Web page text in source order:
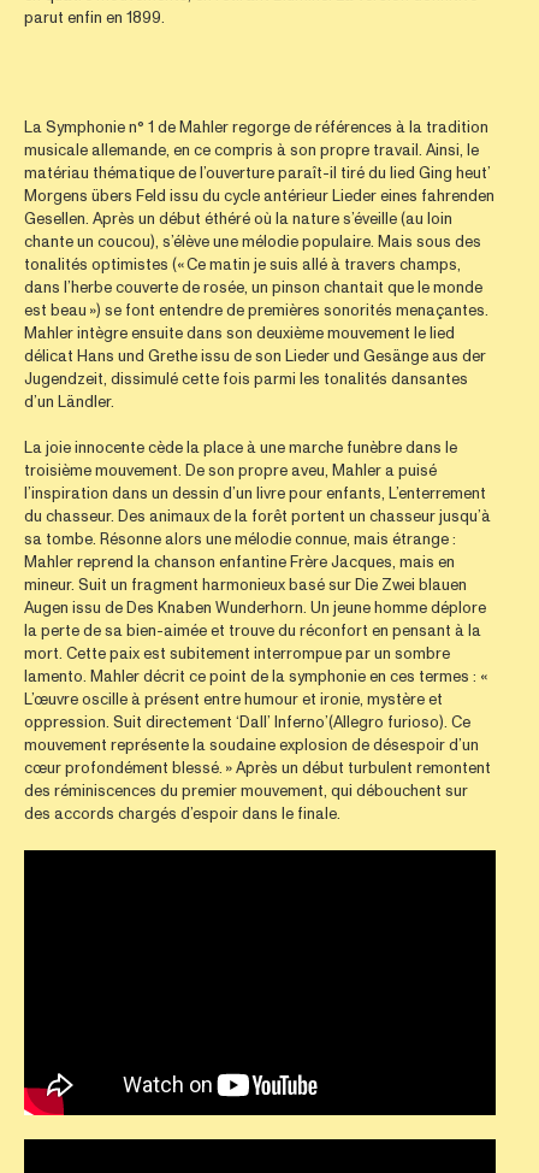
parut enfin en 1899.
La Symphonie n° 1 de Mahler regorge de références à la tradition
musicale allemande, en ce compris à son propre travail. Ainsi, le
matériau thématique de l’ouverture paraît-il tiré du lied Ging heut’
Morgens übers Feld issu du cycle antérieur Lieder eines fahrenden
Gesellen. Après un début éthéré où la nature s’éveille (au loin
chante un coucou), s’élève une mélodie populaire. Mais sous des
tonalités optimistes (« Ce matin je suis allé à travers champs,
dans l’herbe couverte de rosée, un pinson chantait que le monde
est beau ») se font entendre de premières sonorités menaçantes.
Mahler intègre ensuite dans son deuxième mouvement le lied
délicat Hans und Grethe issu de son Lieder und Gesänge aus der
Jugendzeit, dissimulé cette fois parmi les tonalités dansantes
d’un Ländler.
La joie innocente cède la place à une marche funèbre dans le
troisième mouvement. De son propre aveu, Mahler a puisé
l’inspiration dans un dessin d’un livre pour enfants, L’enterrement
du chasseur. Des animaux de la forêt portent un chasseur jusqu’à
sa tombe. Résonne alors une mélodie connue, mais étrange :
Mahler reprend la chanson enfantine Frère Jacques, mais en
mineur. Suit un fragment harmonieux basé sur Die Zwei blauen
Augen issu de Des Knaben Wunderhorn. Un jeune homme déplore
la perte de sa bien-aimée et trouve du réconfort en pensant à la
mort. Cette paix est subitement interrompue par un sombre
lamento. Mahler décrit ce point de la symphonie en ces termes : «
L’œuvre oscille à présent entre humour et ironie, mystère et
oppression. Suit directement ‘Dall’ Inferno’(Allegro furioso). Ce
mouvement représente la soudaine explosion de désespoir d’un
cœur profondément blessé. » Après un début turbulent remontent
des réminiscences du premier mouvement, qui débouchent sur
des accords chargés d’espoir dans le finale.